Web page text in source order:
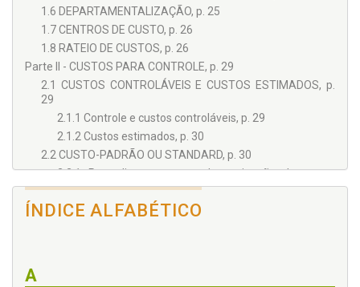
1.6 DEPARTAMENTALIZAÇÃO, p. 25
1.7 CENTROS DE CUSTO, p. 26
1.8 RATEIO DE CUSTOS, p. 26
Parte II - CUSTOS PARA CONTROLE, p. 29
2.1 CUSTOS CONTROLÁVEIS E CUSTOS ESTIMADOS, p.
29
2.1.1 Controle e custos controláveis, p. 29
2.1.2 Custos estimados, p. 30
2.2 CUSTO-PADRÃO OU STANDARD, p. 30
2.2.1 Procedimentos para determinação do custo-
padrão, p. 31
2.3 CUSTO-PADRÃO E ANÁLISE DAS VARIAÇÕES, p. 32
Parte III - CUSTOS PARA FINS FISCAIS, p. 35
ÍNDICE ALFABÉTICO
A